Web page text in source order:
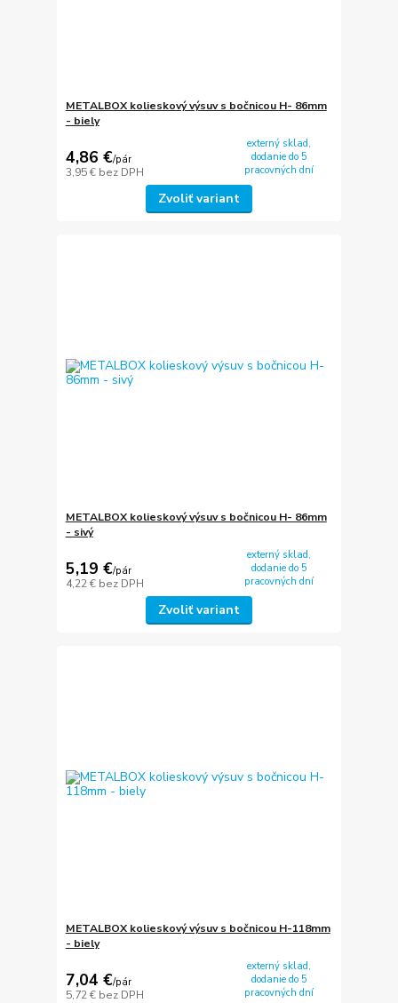
METALBOX kolieskový výsuv s bočnicou H- 86mm
- biely
4,86 €/pár
3,95 € bez DPH
externý sklad,
dodanie do 5
pracovných dní
Zvoliť variant
METALBOX kolieskový výsuv s bočnicou H- 86mm
- sivý
5,19 €/pár
4,22 € bez DPH
externý sklad,
dodanie do 5
pracovných dní
Zvoliť variant
METALBOX kolieskový výsuv s bočnicou H-118mm
- biely
7,04 €/pár
5,72 € bez DPH
externý sklad,
dodanie do 5
pracovných dní